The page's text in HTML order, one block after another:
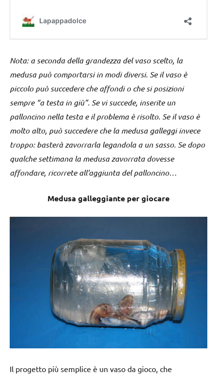
Nota: a seconda della grandezza del vaso scelto, la
medusa può comportarsi in modi diversi. Se il vaso è
piccolo può succedere che affondi o che si posizioni
sempre “a testa in giù”. Se vi succede, inserite un
palloncino nella testa e il problema è risolto. Se il vaso è
molto alto, può succedere che la medusa galleggi invece
troppo: basterà zavorrarla legandola a un sasso. Se dopo
qualche settimana la medusa zavorrata dovesse
affondare, ricorrete all’aggiunta del palloncino…
Medusa galleggiante per giocare
Il progetto più semplice è un vaso da gioco, che